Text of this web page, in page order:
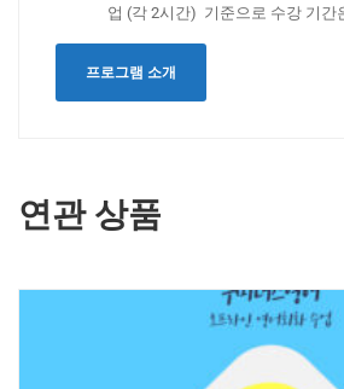
업 (각 2시간) 기준으로 수강 기간
프로그램 소개
연관 상품